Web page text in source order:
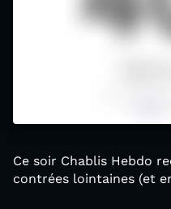
Ce soir Chablis Hebdo
contrées lointaines (et